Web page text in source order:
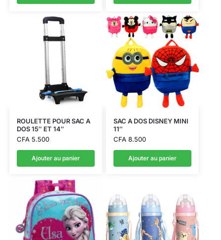
ROULETTE POUR SAC A
DOS 15″ ET 14″
CFA5.500
Ajouter au panier
SAC A DOS DISNEY MINI
11″
CFA8.500
Ajouter au panier